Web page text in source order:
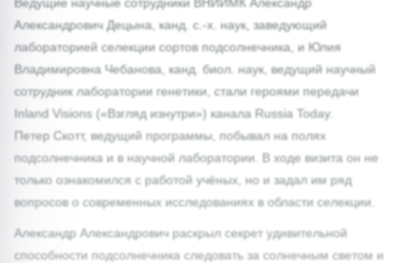
Александрович Децына, канд. с.-х. наук, заведующий
лабораторией селекции сортов подсолнечника, и Юлия
Владимировна Чебанова, канд. биол. наук, ведущий научный
сотрудник лаборатории генетики, стали героями передачи
Inland Visions («Взгляд изнутри») канала Russia Today.
Петер Скотт, ведущий программы, побывал на полях
подсолнечника и в научной лаборатории. В ходе визита он не
только ознакомился с работой учёных, но и задал им ряд
вопросов о современных исследованиях в области селекции.
Александр Александрович раскрыл секрет удивительной
способности подсолнечника следовать за солнечным светом и